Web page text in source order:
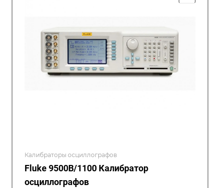
Калибраторы осциллографов
Fluke 9500B/1100 Калибратор
осциллографов